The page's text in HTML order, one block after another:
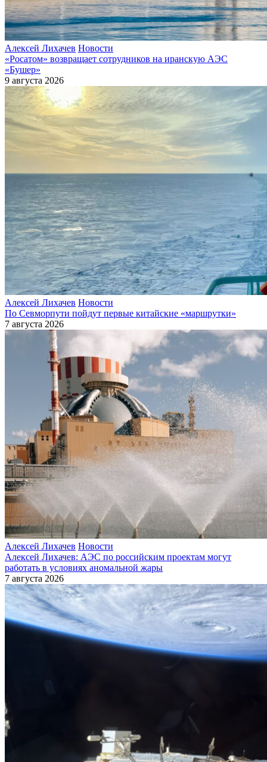
Алексей Лихачев Новости
«Росатом» возвращает сотрудников на иранскую АЭС
«Бушер»
9 августа 2026
Алексей Лихачев Новости
По Севморпути пойдут первые китайские «маршрутки»
7 августа 2026
Алексей Лихачев Новости
Алексей Лихачев: АЭС по российским проектам могут
работать в условиях аномальной жары
7 августа 2026